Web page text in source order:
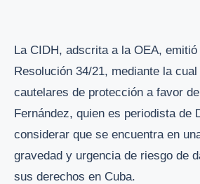
La CIDH, adscrita a la OEA,
Resolución 34/21, mediante la
cautelares de protección a favor
Fernández, quien es periodista de
considerar que se encuentra en
gravedad y urgencia de riesgo de
sus derechos en Cuba.